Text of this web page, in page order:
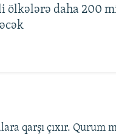
ölkələrə daha 200
qarşı çıxır. Qurum